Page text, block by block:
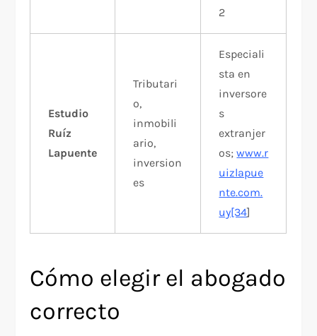
2​
Estudio
Ruíz
Lapuente
Tributari
o,
inmobili
ario,
inversion
es
Especiali
sta en
inversore
s
extranjer
os;www.r
uizlapue
nte.com.
uy[34]
Cómo elegir el abogado
correcto